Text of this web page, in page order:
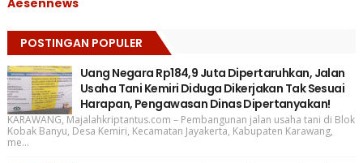
Aesennews
POSTINGAN POPULER
Uang Negara Rp184,9 Juta Dipertaruhkan, Jalan
Usaha Tani Kemiri Diduga Dikerjakan Tak Sesuai
Harapan, Pengawasan Dinas Dipertanyakan!
KARAWANG, Majalahkriptantus.com – Pembangunan jalan usaha tani di Blok
Kobak Banyu, Desa Kemiri, Kecamatan Jayakerta, Kabupaten Karawang,
me...